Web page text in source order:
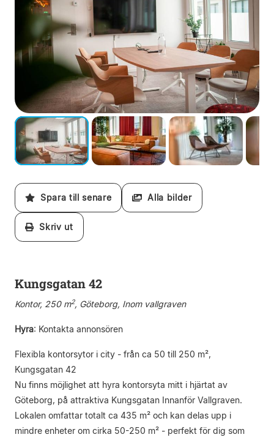
Spara till senare Alla bilder
Skriv ut
Kungsgatan 42
Kontor, 250 m2, Göteborg, Inom vallgraven
Hyra: Kontakta annonsören
Flexibla kontorsytor i city - från ca 50 till 250 m²,
Kungsgatan 42
Nu finns möjlighet att hyra kontorsyta mitt i hjärtat av
Göteborg, på attraktiva Kungsgatan Innanför Vallgraven.
Lokalen omfattar totalt ca 435 m² och kan delas upp i
mindre enheter om cirka 50-250 m² - perfekt för dig som